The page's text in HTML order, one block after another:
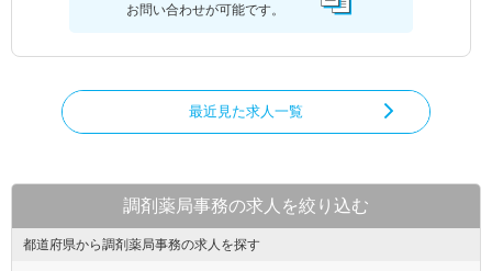
お問い合わせが可能です。
最近見た求人一覧
調剤薬局事務の求人を絞り込む
都道府県から調剤薬局事務の求人を探す